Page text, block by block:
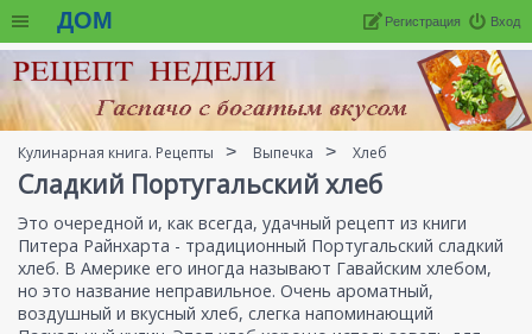
ДОМ Вход
Регистрация
Кулинарная книга. Рецепты Выпечка Хлеб
Сладкий Португальский хлеб
Это очередной и, как всегда, удачный рецепт из книги
Питера Райнхарта - традиционный Португальский сладкий
хлеб. В Америке его иногда называют Гавайским хлебом,
но это название неправильное. Очень ароматный,
воздушный и вкусный хлеб, слегка напоминающий